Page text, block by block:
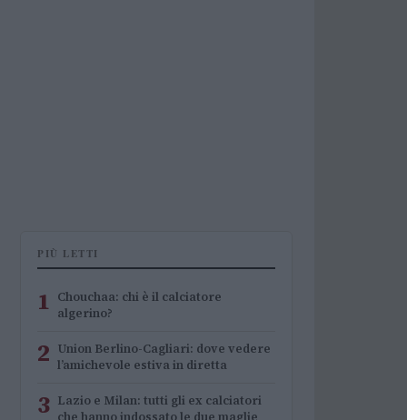
PIÙ LETTI
1 Chouchaa: chi è il calciatore
algerino?
2 Union Berlino-Cagliari: dove vedere
l’amichevole estiva in diretta
3 Lazio e Milan: tutti gli ex calciatori
che hanno indossato le due maglie